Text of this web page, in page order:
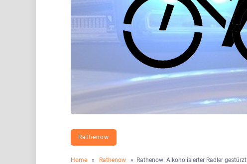
Rathenow
Home » Rathenow » Rathenow: Alkoholisierter Radler gestürzt